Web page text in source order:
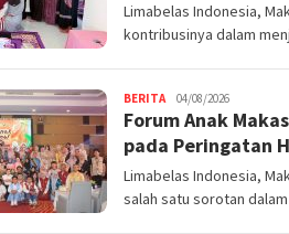
Limabelas Indonesia,
kontribusinya dalam
BERITAadmin
04/08/2026
Forum Anak
pada Peringatan
Limabelas Indonesia,
salah satu sorotan